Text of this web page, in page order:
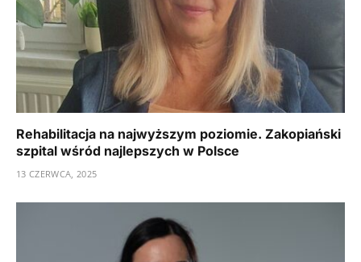
Rehabilitacja na najwyższym poziomie. Zakopiański
szpital wśród najlepszych w Polsce
13 CZERWCA, 2025